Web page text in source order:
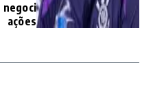
negoci
ações